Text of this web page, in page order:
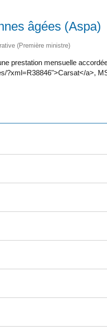
âgées (Aspa)
(Première ministre)
prestation mensuelle
a>,